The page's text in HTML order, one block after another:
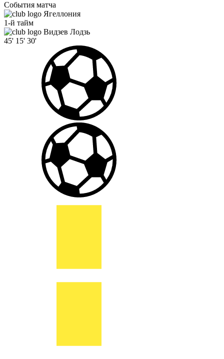
События матча
Ягеллония
1-й тайм
Видзев Лодзь
45' 15' 30'